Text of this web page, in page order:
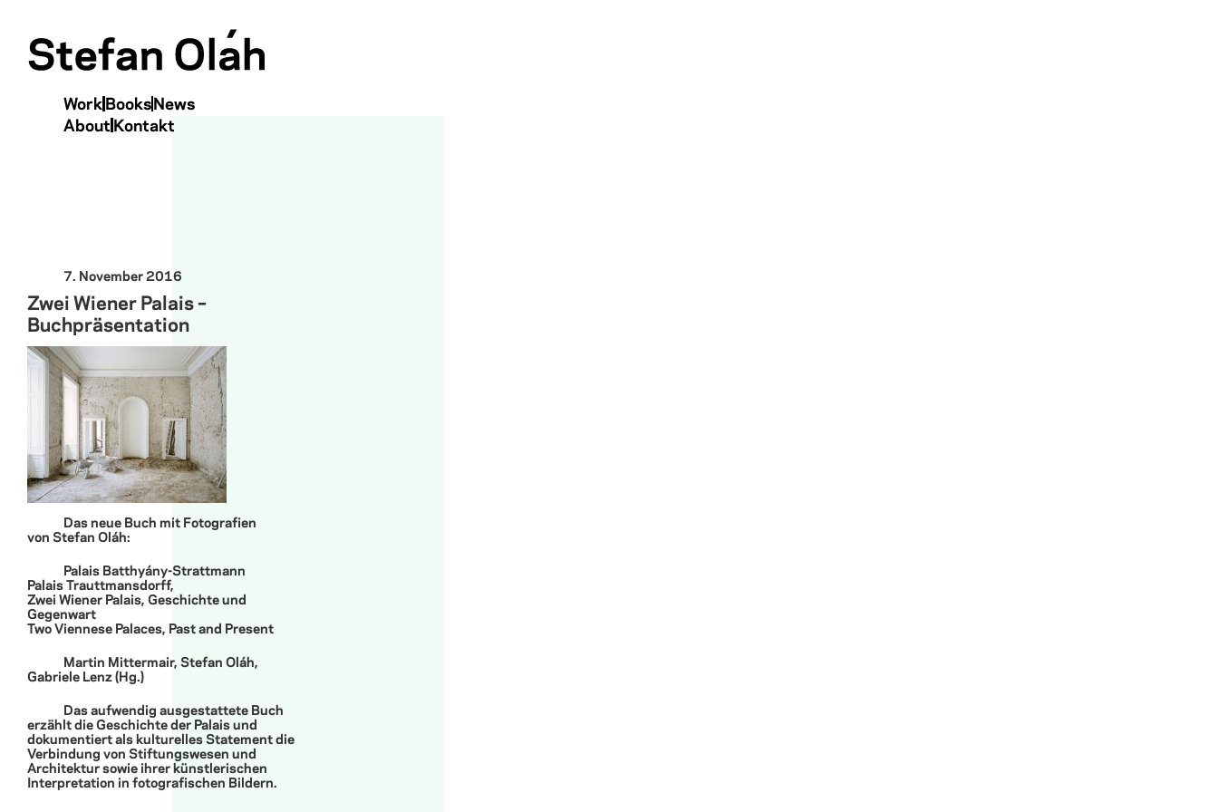
Menu
Skip to content
Work Books News
About Kontakt
7. November 2016
Zwei Wiener Palais –
Buchpräsentation
Das neue Buch mit Fotografien
von Stefan Oláh:
Palais Batthyány-Strattmann
Palais Trauttmansdorff,
Zwei Wiener Palais, Geschichte und
Gegenwart
Two Viennese Palaces, Past and Present
Martin Mittermair, Stefan Oláh,
Gabriele Lenz (Hg.)
Das aufwendig ausgestattete Buch
erzählt die Geschichte der Palais und
dokumentiert als kulturelles Statement die
Verbindung von Stiftungswesen und
Architektur sowie ihrer künstlerischen
Interpretation in fotografischen Bildern.